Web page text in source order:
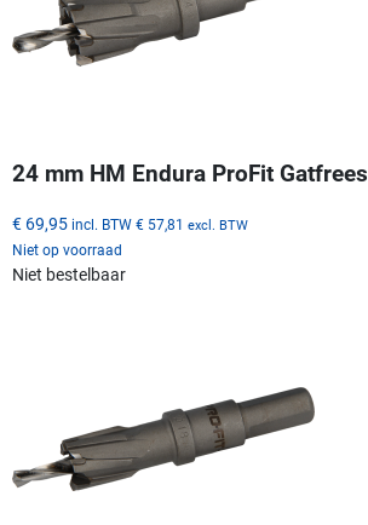
24 mm HM Endura ProFit Gatfrees
€ 69,95 incl. BTW € 57,81 excl. BTW
Niet op voorraad
Niet bestelbaar